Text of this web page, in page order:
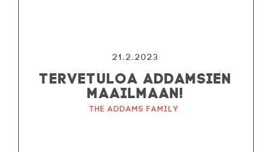
21.2.2023
TERVETULOA ADDAMSIEN
MAAILMAAN!
The Addams Family